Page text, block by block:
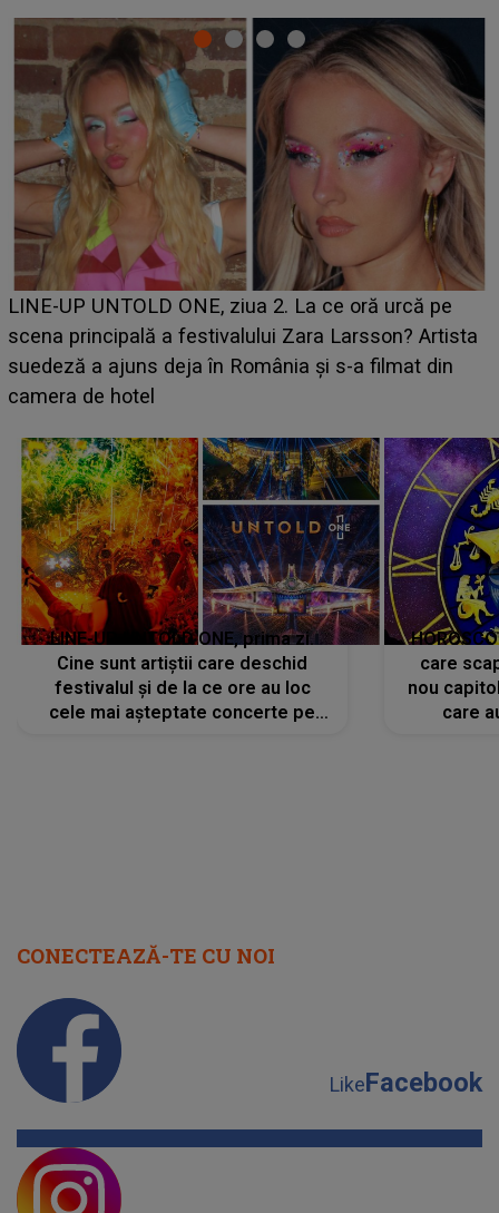
Ce a dezvăluit noua concurentă din "Casa Iubirii" l-a
luat prin surprindere pe Emanuel. CINE ESTE
BĂIATUL VIZAT de Alexandra?! Aflându-se în fața
faptului împlinit, A RECUNOSCUT IMEDIAT: "Am
LINE-UP UNTOLD ONE, prima zi.
Cine sunt artiștii care deschid
festivalul și de la ce ore au loc
cele mai așteptate concerte pe
care
nou
care
CONECTEAZĂ-TE CU NOI
LikeFacebook